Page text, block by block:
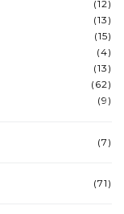
(12)
(13)
(15)
(4)
(13)
(62)
(9)
(7)
(71)